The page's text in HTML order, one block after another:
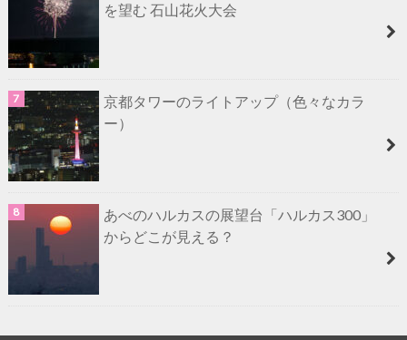
を望む 石山花火大会
京都タワーのライトアップ（色々なカラ
ー）
あべのハルカスの展望台「ハルカス300」
からどこが見える？